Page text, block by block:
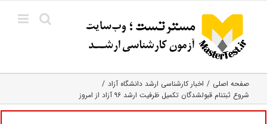
content
صفحه اصلی
اخبار کارشناسی ارشد دانشگاه آزاد
شروع ثبت‎نام قبول‎شدگان تکمیل ظرفیت ارشد ۹۶ آزاد از امروز